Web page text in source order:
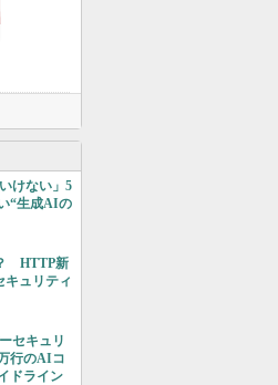
けない」5
“生成AIの
HTTP新
キュリティ
セキュリ
行のAIコ
ドライン